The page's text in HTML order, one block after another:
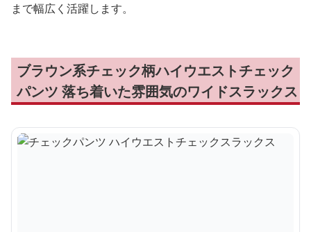
まで幅広く活躍します。
ブラウン系チェック柄ハイウエストチェック
パンツ 落ち着いた雰囲気のワイドスラックス